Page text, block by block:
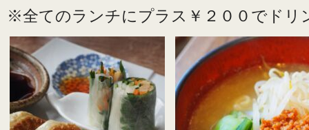
※全てのランチにプラス￥２００でドリ